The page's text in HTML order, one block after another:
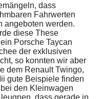
dass
Fahrwerten
angeboten werden.
diese These
Porsche Taycan
der exklusiven
so konnten wir aber
dem Renault Twingo,
gute Beispiele finden
den Kleinwagen
dass gerade in